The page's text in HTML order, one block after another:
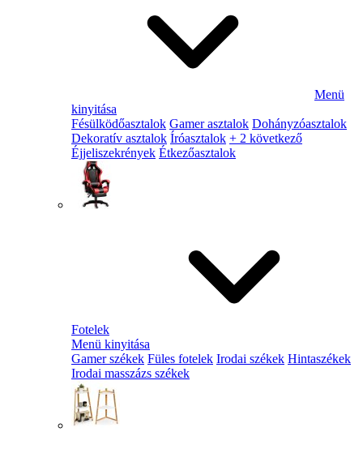
Menü
kinyitása
Fésülködőasztalok Gamer asztalok Dohányzóasztalok
Dekoratív asztalok Íróasztalok + 2 következő
Éjjeliszekrények Étkezőasztalok
Fotelek
Menü kinyitása
Gamer székek Füles fotelek Irodai székek Hintaszékek
Irodai masszázs székek